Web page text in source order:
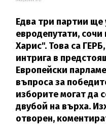
Едва три партии ще
евродепутати,
Харис". Това са
интрига в
Европейски
въпроса за
изборите могат да
двубой на върха.
отворен,